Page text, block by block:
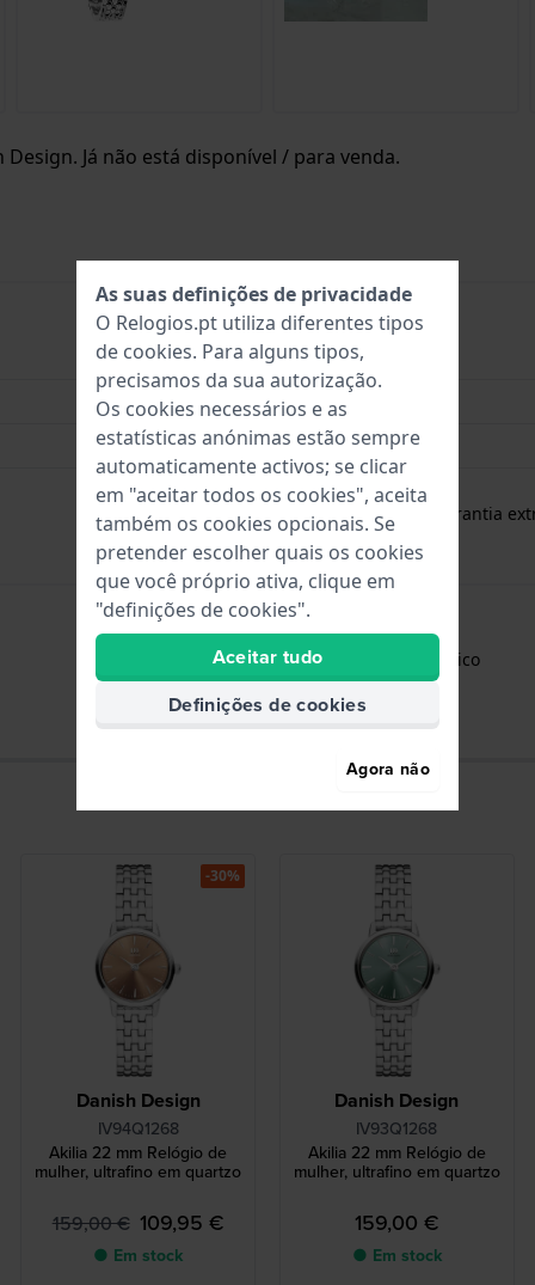
Já não está disponível / para venda.
8718569043087
22 mm
3 Bar (lavar as mãos)
Garantia de 2 anos
Gratuito
1 ano de garantia
Horas - Ponteiro analógico
Danish Design
IV94Q1268
Akilia 22 mm Relógio de
mulher, ultrafino em quartzo
159,00 € 109,95 €
● Em stock
-30%
Danish Design
IV93Q1268
Akilia 22 mm Relógio de
mulher, ultrafino em quartzo
159,00 €
● Em stock
As suas definições de privacidade
O Relogios.pt utiliza diferentes tipos
de cookies. Para alguns tipos,
precisamos da sua autorização.
Os cookies necessários e as
estatísticas anónimas estão sempre
automaticamente activos; se clicar
em "aceitar todos os cookies", aceita
também os cookies opcionais. Se
pretender escolher quais os cookies
que você próprio ativa, clique em
"definições de cookies".
Aceitar tudo
Definições de cookies
Agora não